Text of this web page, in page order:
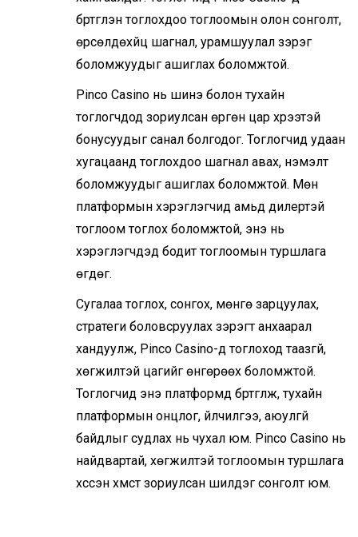
бүртгүүлэн тоглохдоо тоглоомын олон сонголт,
өрсөлдөхүйц шагнал, урамшуулал зэрэг
боломжуудыг ашиглах боломжтой.
Pinco Casino нь шинэ болон тухайн
тоглогчдод зориулсан өргөн цар хүрээтэй
бонусуудыг санал болгодог. Тоглогчид удаан
хугацаанд тоглохдоо шагнал авах, нэмэлт
боломжуудыг ашиглах боломжтой. Мөн
платформын хэрэглэгчид амьд дилертэй
тоглоом тоглох боломжтой, энэ нь
хэрэглэгчдэд бодит тоглоомын туршлага
өгдөг.
Сугалаа тоглох, сонгох, мөнгө зарцуулах,
стратеги боловсруулах зэрэгт анхаарал
хандуулж, Pinco Casino-д тоглоход таазгүй,
хөгжилтэй цагийг өнгөрөөх боломжтой.
Тоглогчид энэ платформд бүртгүүлж, тухайн
платформын онцлог, үйлчилгээ, аюулгүй
байдлыг судлах нь чухал юм. Pinco Casino нь
найдвартай, хөгжилтэй тоглоомын туршлага
хүссэн хүмүүст зориулсан шилдэг сонголт юм.